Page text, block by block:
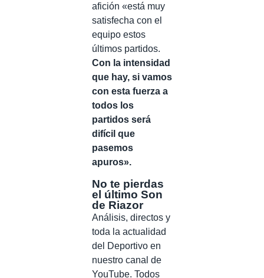
afición «está muy
satisfecha con el
equipo estos
últimos partidos.
Con la intensidad
que hay, si vamos
con esta fuerza a
todos los
partidos será
difícil que
pasemos
apuros».
No te pierdas
el último Son
de Riazor
Análisis, directos y
toda la actualidad
del Deportivo en
nuestro canal de
YouTube. Todos